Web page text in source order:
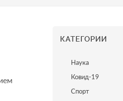
КАТЕГОРИИ
Наука
Ковид-19
Спорт